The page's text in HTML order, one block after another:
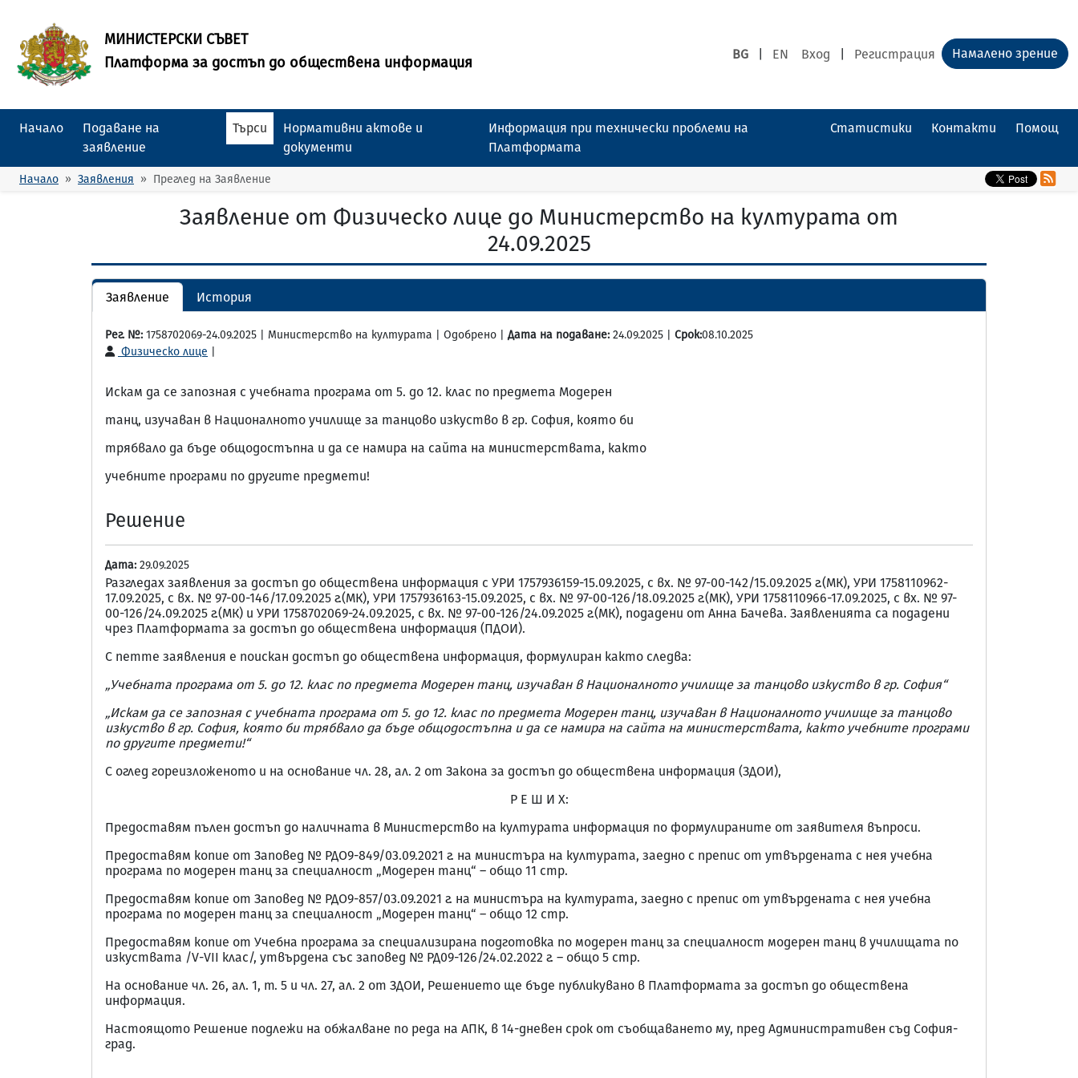
МИНИСТЕРСКИ СЪВЕТ
Платформа за достъп до обществена информация
BG EN Вход Регистрация Намалено зрение
Начало
Подаване на
заявление
Търси
Нормативни актове и
документи
Информация при технически проблеми на
Платформата
Статистики Контакти Помощ
Начало Заявления Преглед на Заявление
Заявление от Физическо лице до Министерство на културата от
24.09.2025
Заявление История
Рег. №: 1758702069-24.09.2025 | Министерство на културата | Одобрено | Дата на подаване: 24.09.2025 | Срок:08.10.2025
Физическо лице
Искам да се запозная с учебната програма от 5. до 12. клас по предмета Модерен
танц, изучаван в Националното училище за танцово изкуство в гр. София, която би
трябвало да бъде общодостъпна и да се намира на сайта на министерствата, както
учебните програми по другите предмети!
Решение
Дата: 29.09.2025
Разгледах заявления за достъп до обществена информация с УРИ 1757936159-15.09.2025, с вх. № 97-00-142/15.09.2025 г.(МК), УРИ 1758110962-
17.09.2025, с вх. № 97-00-146/17.09.2025 г.(МК), УРИ 1757936163-15.09.2025, с вх. № 97-00-126/18.09.2025 г.(МК), УРИ 1758110966-17.09.2025, с вх. № 97-
00-126/24.09.2025 г.(МК) и УРИ 1758702069-24.09.2025, с вх. № 97-00-126/24.09.2025 г.(МК), подадени от Анна Бачева. Заявленията са подадени
чрез Платформата за достъп до обществена информация (ПДОИ).
С петте заявления е поискан достъп до обществена информация, формулиран както следва:
„Учебната програма от 5. до 12. клас по предмета Модерен танц, изучаван в Националното училище за танцово изкуство в гр. София“
„Искам да се запозная с учебната програма от 5. до 12. клас по предмета Модерен танц, изучаван в Националното училище за танцово
изкуство в гр. София, която би трябвало да бъде общодостъпна и да се намира на сайта на министерствата, както учебните програми
по другите предмети!“
С оглед гореизложеното и на основание чл. 28, ал. 2 от Закона за достъп до обществена информация (ЗДОИ),
Р Е Ш И Х:
Предоставям пълен достъп до наличната в Министерство на културата информация по формулираните от заявителя въпроси.
Предоставям копие от Заповед № РДО9-849/03.09.2021 г. на министъра на културата, заедно с препис от утвърдената с нея учебна
програма по модерен танц за специалност „Модерен танц“ – общо 11 стр.
Предоставям копие от Заповед № РДО9-857/03.09.2021 г. на министъра на културата, заедно с препис от утвърдената с нея учебна
програма по модерен танц за специалност „Модерен танц“ – общо 12 стр.
Предоставям копие от Учебна програма за специализирана подготовка по модерен танц за специалност модерен танц в училищата по
изкуствата /V-VII клас/, утвърдена със заповед № РД09-126/24.02.2022 г. – общо 5 стр.
На основание чл. 26, ал. 1, т. 5 и чл. 27, ал. 2 от ЗДОИ, Решението ще бъде публикувано в Платформата за достъп до обществена
информация.
Настоящото Решение подлежи на обжалване по реда на АПК, в 14-дневен срок от съобщаването му, пред Административен съд София-
град.